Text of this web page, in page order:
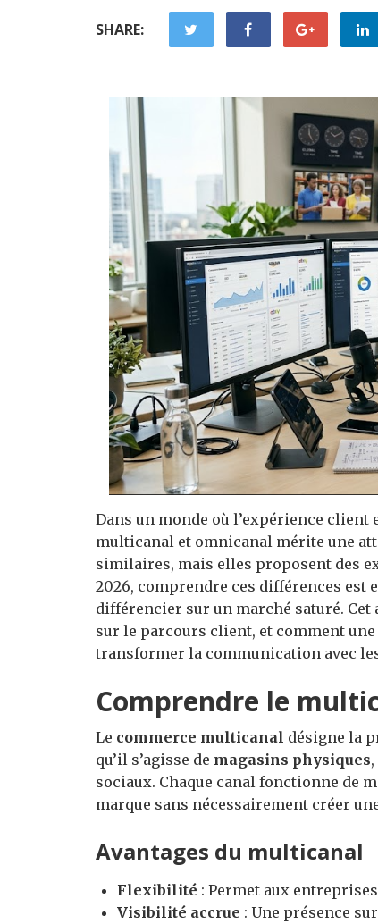
SHARE:
Dans un monde où l’expérience
multicanal et omnicanal mérite une
similaires, mais elles proposent des
2026, comprendre ces différences
différencier sur un marché saturé.
sur le parcours client, et comment
transformer la communication avec
Comprendre le
Le commerce multicanal désigne la
qu’il s’agisse de magasins physiques
sociaux. Chaque canal fonctionne de
marque sans nécessairement créer
Avantages du multicanal
Flexibilité : Permet aux
Visibilité accrue : Une présence